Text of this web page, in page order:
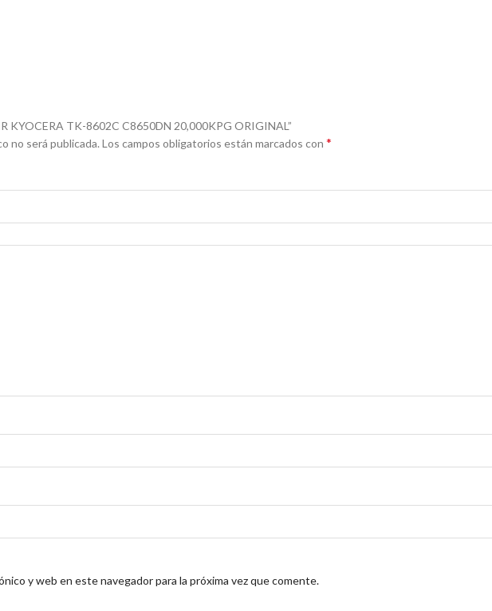
KYOCERA TK-8602C C8650DN 20,000KPG ORIGINAL”
no será publicada. Los campos obligatorios están marcados con *
y web en este navegador para la próxima vez que comente.